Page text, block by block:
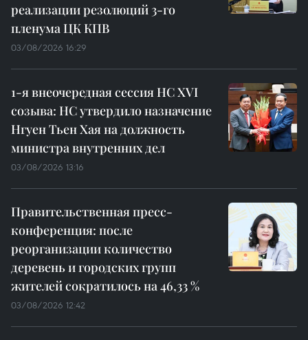
реализации резолюций 3-го
пленума ЦК КПВ
03/08/2026 16:29
1-я внеочередная сессия НС XVI
созыва: НС утвердило назначение
Нгуен Тьен Хая на должность
министра внутренних дел
03/08/2026 13:16
Правительственная пресс-
конференция: после
реорганизации количество
деревень и городских групп
жителей сократилось на 46,33 %
03/08/2026 12:42